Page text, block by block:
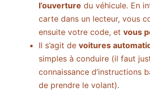
l’ouverture du véhicule. En
carte dans un lecteur, vous
ensuite votre code, et vous
Il s’agit de voitures
simples à conduire (il faut
connaissance d’instructions
de prendre le volant).